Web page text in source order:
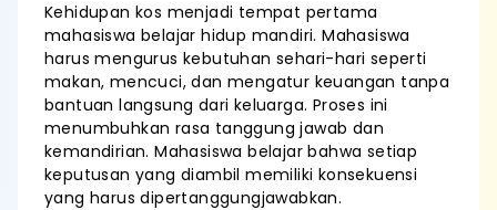
Kehidupan kos menjadi tempat pertama
mahasiswa belajar hidup mandiri. Mahasiswa
harus mengurus kebutuhan sehari-hari seperti
makan, mencuci, dan mengatur keuangan tanpa
bantuan langsung dari keluarga. Proses ini
menumbuhkan rasa tanggung jawab dan
kemandirian. Mahasiswa belajar bahwa setiap
keputusan yang diambil memiliki konsekuensi
yang harus dipertanggungjawabkan.